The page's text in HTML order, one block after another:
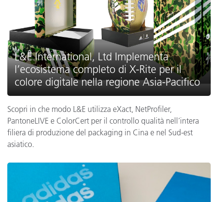
L&E International, Ltd Implementa
l’ecosistema completo di X-Rite per il
colore digitale nella regione Asia-Pacifico
Scopri in che modo L&E utilizza eXact, NetProfiler,
PantoneLIVE e ColorCert per il controllo qualità nell’intera
filiera di produzione del packaging in Cina e nel Sud-est
asiatico.